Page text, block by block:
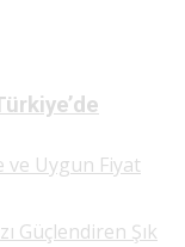
ve Uygun Fiyat
Güçlendiren Şık